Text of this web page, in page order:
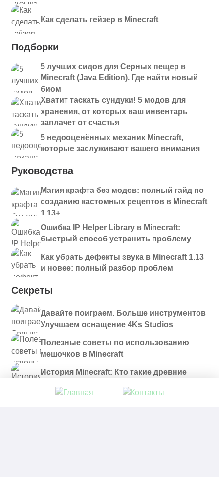
Как сделать гейзер в Minecraft
Подборки
5 лучших сидов для Серных пещер в
Minecraft (Java Edition). Где найти новый
биом
Хватит таскать сундуки! 5 модов для
хранения, от которых ваш инвентарь
заплачет от счастья
5 недооценённых механик Minecraft,
которые заслуживают вашего внимания
Руководства
Магия крафта без модов: полный гайд по
созданию кастомных рецептов в Minecraft
1.13+
Ошибка IP Helper Library в Minecraft:
быстрый способ устранить проблему
Как убрать дефекты звука в Minecraft 1.13
и новее: полный разбор проблем
Секреты
Давайте поиграем. Больше инструментов
Улучшаем оснащение 4Ks Studios
Полезные советы по использованию
мешочков в Minecraft
История Minecraft: Кто такие древние